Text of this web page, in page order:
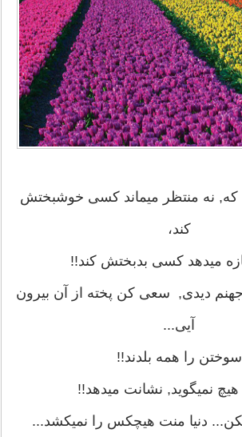
نه منتظر میماند کسی خوشبختش
کند،
میدهد کسی بدبختش کند!!
دیدی, سعی کن پخته از آن بیرون
آیی...
سوختن را همه بلدند!!
نمیگوید, نشانت میدهد!!
دنیا منت هیچکس را نمیکشد...